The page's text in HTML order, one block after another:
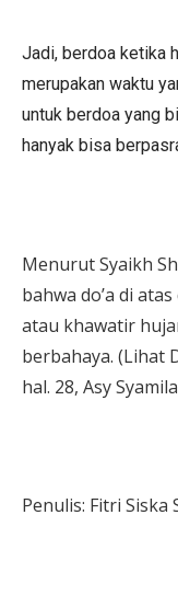
Jadi, berdoa ketika
merupakan waktu
untuk berdoa yang
hanyak bisa
Menurut Syaikh
bahwa do’a di
atau khawatir
berbahaya. (Lihat
hal. 28, Asy
Penulis: Fitri Siska